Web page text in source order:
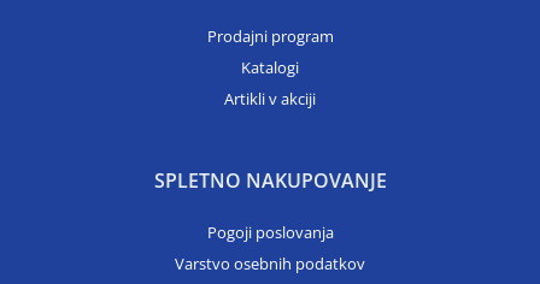
Prodajni program
Katalogi
Artikli v akciji
SPLETNO NAKUPOVANJE
Pogoji poslovanja
Varstvo osebnih podatkov